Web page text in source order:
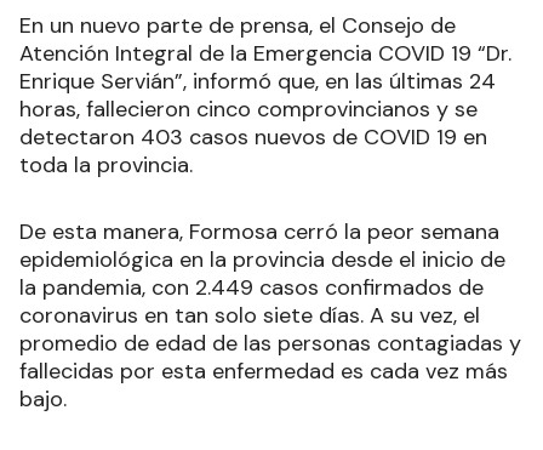
En un nuevo parte de prensa, el Consejo de
Atención Integral de la Emergencia COVID 19 “Dr.
Enrique Servián”, informó que, en las últimas 24
horas, fallecieron cinco comprovincianos y se
detectaron 403 casos nuevos de COVID 19 en
toda la provincia.
De esta manera, Formosa cerró la peor semana
epidemiológica en la provincia desde el inicio de
la pandemia, con 2.449 casos confirmados de
coronavirus en tan solo siete días. A su vez, el
promedio de edad de las personas contagiadas y
fallecidas por esta enfermedad es cada vez más
bajo.